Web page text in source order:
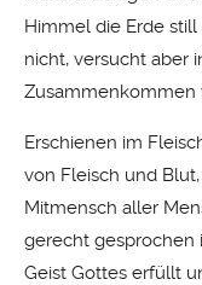
Himmel die Erde
nicht, versucht aber
Zusammenkommen
Erschienen im
von Fleisch und
Mitmensch aller
gerecht gesprochen
Geist Gottes erfüllt